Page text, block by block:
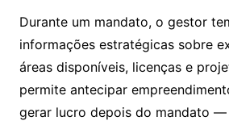
Durante um mandato, o gestor
informações estratégicas sobre
áreas disponíveis, licenças e
permite antecipar
gerar lucro depois do mandato —